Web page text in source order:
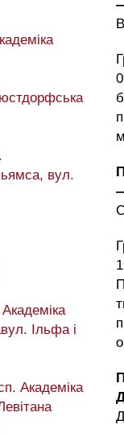
вул.
Ільфа і
Академіка